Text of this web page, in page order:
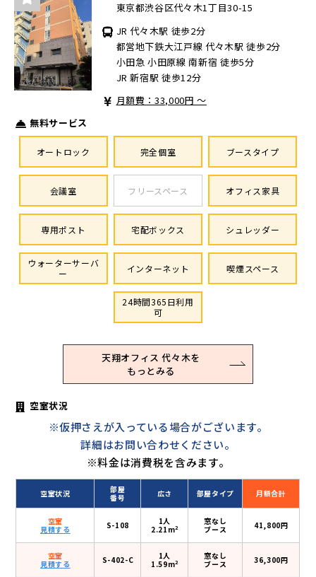
東京都渋谷区代々木1丁目30-15
JR 代々木駅 徒歩2分
都営地下鉄大江戸線 代々木駅 徒歩2分
小田急 小田原線 南新宿 徒歩5分
JR 新宿駅 徒歩12分
月額費：33,000円 ～
無料サービス
オートロック 完全個室 ブースタイプ
会議室 フリースペース オフィス家具
専用ポスト 宅配ボックス シュレッダー
ウォーターサーバ
ー
インターネット 喫煙スペース
24時間365日利用
可
天翔オフィス 代々木を
もっとみる
空室状況
※仮押さえが入っている場合がございます。
詳細はお問い合わせください。
※料金は消費税を含みます。
空室状況
部屋
番号
広さ 部屋タイプ 月額合計
空室
見積する
S-108
1人
2.21m2
窓なし
ブース
41,800円
空室
見積する
S-402-C
1人
1.59m2
窓なし
ブース
36,300円